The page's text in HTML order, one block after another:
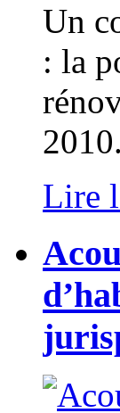
Un
: la
2010.
Lire